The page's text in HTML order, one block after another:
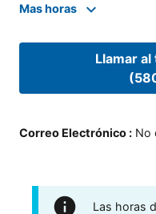
Mas horas
Llamar
Correo Electrónico : No
Las horas